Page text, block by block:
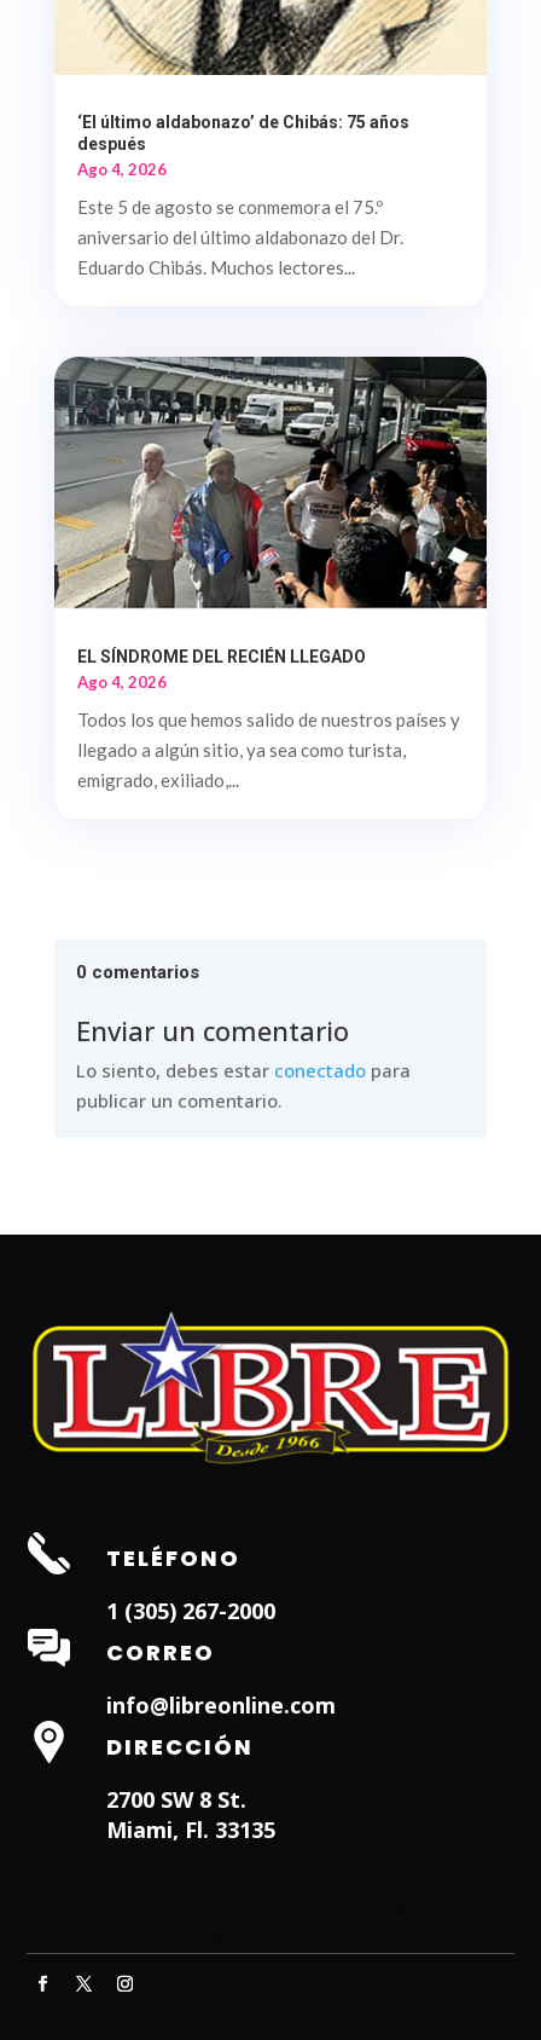
‘El último aldabonazo’ de Chibás: 75 años
después
Ago 4, 2026
Este 5 de agosto se conmemora el 75.º
aniversario del último aldabonazo del Dr.
Eduardo Chibás. Muchos lectores...
EL SÍNDROME DEL RECIÉN LLEGADO
Ago 4, 2026
Todos los que hemos salido de nuestros países y
llegado a algún sitio, ya sea como turista,
emigrado, exiliado,...
0 comentarios
Enviar un comentario
Lo siento, debes estar conectadopara
publicar un comentario.
TELÉFONO
1 (305) 267-2000
CORREO
info@libreonline.com
DIRECCIÓN
2700 SW 8 St.
Miami, Fl. 33135